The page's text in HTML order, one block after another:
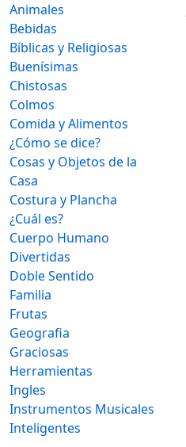
Animales
Bebidas
Bíblicas y Religiosas
Buenísimas
Chistosas
Colmos
Comida y Alimentos
¿Cómo se dice?
Cosas y Objetos de la
Casa
Costura y Plancha
¿Cuál es?
Cuerpo Humano
Divertidas
Doble Sentido
Familia
Frutas
Geografia
Graciosas
Herramientas
Ingles
Instrumentos Musicales
Inteligentes